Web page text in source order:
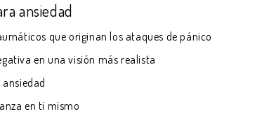
ansiedad
que originan los ataques de pánico
en una visión más realista
en ti mismo